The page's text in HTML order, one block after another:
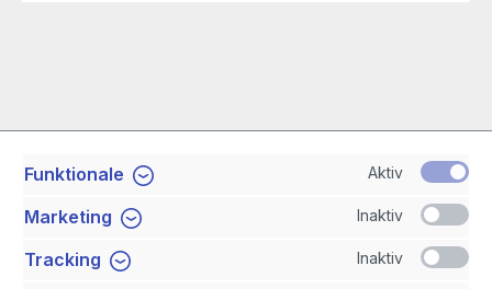
Service-Hotline
Shop Service
Funktionale Aktiv
Marketing Inaktiv
Tracking Inaktiv